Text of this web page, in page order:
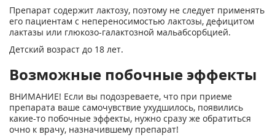
Препарат содержит лактозу, поэтому не следует применять
его пациентам с непереносимостью лактозы, дефицитом
лактазы или глюкозо-галактозной мальабсорбцией.
Детский возраст до 18 лет.
Возможные побочные эффекты
ВНИМАНИЕ! Если вы подозреваете, что при приеме
препарата ваше самочувствие ухудшилось, появились
какие-то побочные эффекты, нужно сразу же обратиться
очно к врачу, назначившему препарат!